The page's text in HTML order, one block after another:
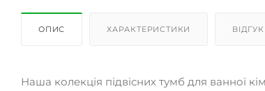
ОПИС ХАРАКТЕРИСТИКИ
Наша колекція підвісних тумб для ванної